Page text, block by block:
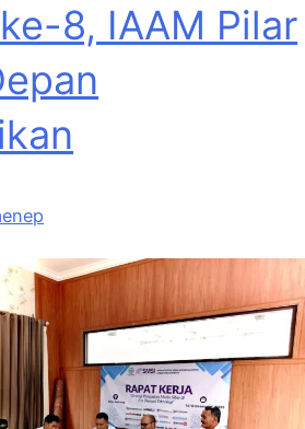
8, IAAM Pilar